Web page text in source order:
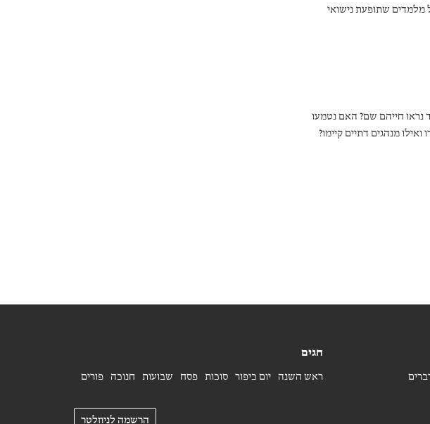
מלמדים שתופעת נישואי
נראו חייהם שם? האם נטמעו
מנהגים דתיים קיימו?
חגים
ראש השנה יום כיפור סוכות פסח שבועות חנוכה פורים
הרשמה לניוזלטר